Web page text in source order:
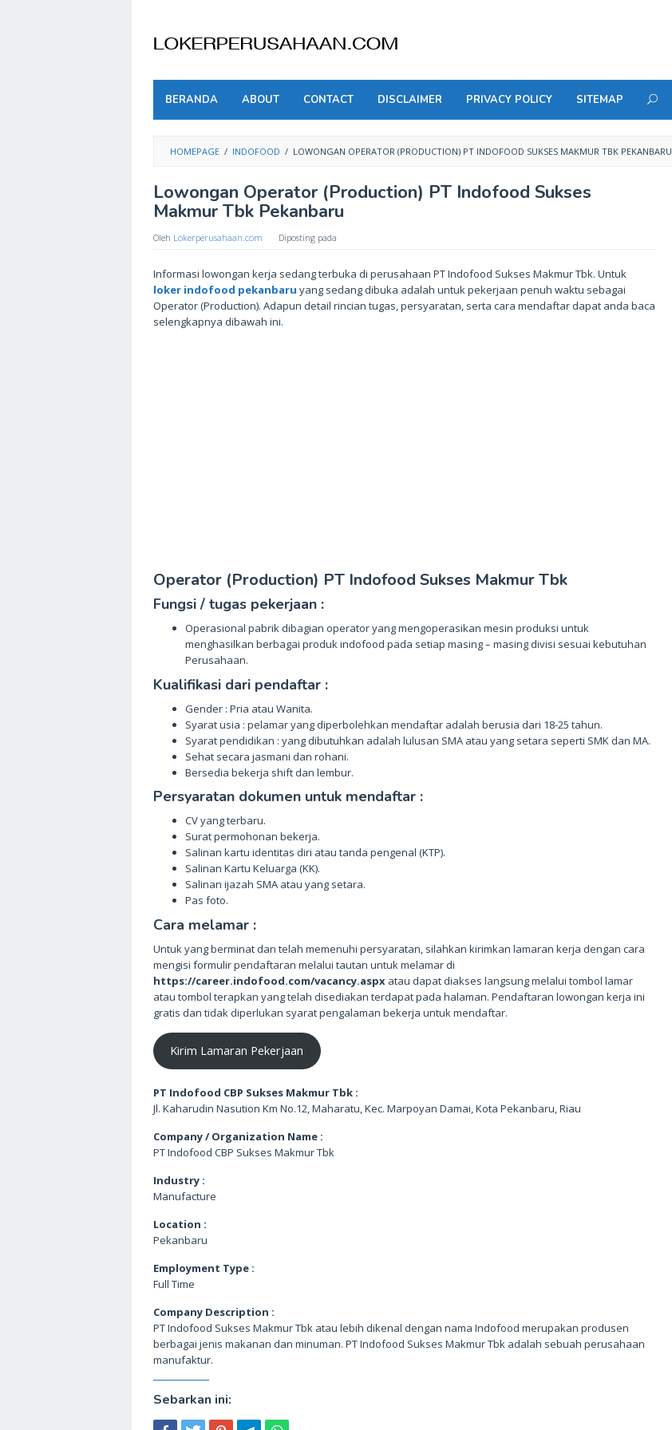
content
BERANDA ABOUT CONTACT DISCLAIMER PRIVACY POLICY SITEMAP
HOMEPAGE / INDOFOOD / LOWONGAN OPERATOR (PRODUCTION) PT INDOFOOD SUKSES MAKMUR TBK PEKANBARU
Lowongan Operator (Production) PT Indofood Sukses
Makmur Tbk Pekanbaru
Oleh Lokerperusahaan.com Diposting pada
Informasi lowongan kerja sedang terbuka di perusahaan PT Indofood Sukses Makmur Tbk. Untuk
loker indofood pekanbaru yang sedang dibuka adalah untuk pekerjaan penuh waktu sebagai
Operator (Production). Adapun detail rincian tugas, persyaratan, serta cara mendaftar dapat anda baca
selengkapnya dibawah ini.
Operator (Production) PT Indofood Sukses Makmur Tbk
Fungsi / tugas pekerjaan :
Operasional pabrik dibagian operator yang mengoperasikan mesin produksi untuk
menghasilkan berbagai produk indofood pada setiap masing – masing divisi sesuai kebutuhan
Perusahaan.
Kualifikasi dari pendaftar :
Gender : Pria atau Wanita.
Syarat usia : pelamar yang diperbolehkan mendaftar adalah berusia dari 18-25 tahun.
Syarat pendidikan : yang dibutuhkan adalah lulusan SMA atau yang setara seperti SMK dan MA.
Sehat secara jasmani dan rohani.
Bersedia bekerja shift dan lembur.
Persyaratan dokumen untuk mendaftar :
CV yang terbaru.
Surat permohonan bekerja.
Salinan kartu identitas diri atau tanda pengenal (KTP).
Salinan Kartu Keluarga (KK).
Salinan ijazah SMA atau yang setara.
Pas foto.
Cara melamar :
Untuk yang berminat dan telah memenuhi persyaratan, silahkan kirimkan lamaran kerja dengan cara
mengisi formulir pendaftaran melalui tautan untuk melamar di
https://career.indofood.com/vacancy.aspx atau dapat diakses langsung melalui tombol lamar
atau tombol terapkan yang telah disediakan terdapat pada halaman. Pendaftaran lowongan kerja ini
gratis dan tidak diperlukan syarat pengalaman bekerja untuk mendaftar.
Kirim Lamaran Pekerjaan
PT Indofood CBP Sukses Makmur Tbk :
Jl. Kaharudin Nasution Km No.12, Maharatu, Kec. Marpoyan Damai, Kota Pekanbaru, Riau
Company / Organization Name :
PT Indofood CBP Sukses Makmur Tbk
Industry :
Manufacture
Location :
Pekanbaru
Employment Type :
Full Time
Company Description :
PT Indofood Sukses Makmur Tbk atau lebih dikenal dengan nama Indofood merupakan produsen
berbagai jenis makanan dan minuman. PT Indofood Sukses Makmur Tbk adalah sebuah perusahaan
manufaktur.
Sebarkan ini: